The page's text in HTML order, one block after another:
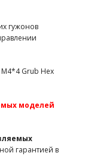
гужонов
Grub Hex
моделей
гарантией в